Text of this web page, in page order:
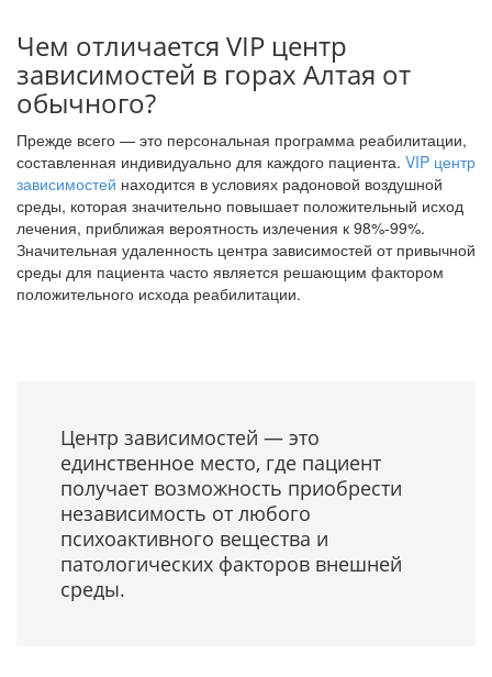
Чем отличается VIP центр
зависимостей в горах Алтая от
обычного?
Прежде всего — это персональная программа реабилитации,
составленная индивидуально для каждого пациента. VIP центр
зависимостей находится в условиях радоновой воздушной
среды, которая значительно повышает положительный исход
лечения, приближая вероятность излечения к 98%-99%.
Значительная удаленность центра зависимостей от привычной
среды для пациента часто является решающим фактором
положительного исхода реабилитации.
Центр зависимостей — это
единственное место, где пациент
получает возможность приобрести
независимость от любого
психоактивного вещества и
патологических факторов внешней
среды.